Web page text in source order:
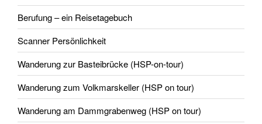
Berufung – ein Reisetagebuch
Scanner Persönlichkeit
Wanderung zur Basteibrücke (HSP-on-tour)
Wanderung zum Volkmarskeller (HSP on tour)
Wanderung am Dammgrabenweg (HSP on tour)